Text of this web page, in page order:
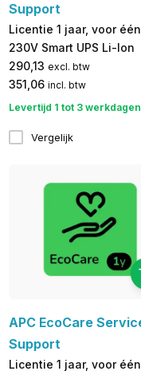
Support
Licentie 1 jaar, voor één
230V Smart UPS Li-Ion
290,13 excl. btw
351,06 incl. btw
Levertijd 1 tot 3 werkdagen
Vergelijk
APC EcoCare
Support
Licentie 1 jaar, voor één